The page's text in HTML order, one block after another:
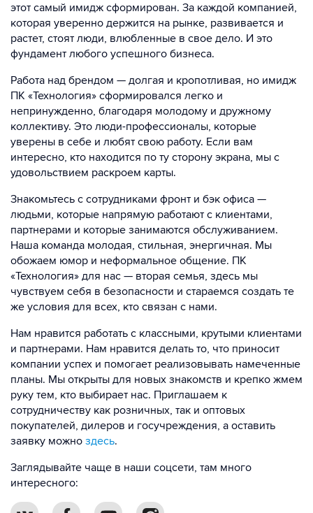
этот самый имидж сформирован. За каждой компанией,
которая уверенно держится на рынке, развивается и
растет, стоят люди, влюбленные в свое дело. И это
фундамент любого успешного бизнеса.
Работа над брендом — долгая и кропотливая, но имидж
ПК «Технология» сформировался легко и
непринужденно, благодаря молодому и дружному
коллективу. Это люди-профессионалы, которые
уверены в себе и любят свою работу. Если вам
интересно, кто находится по ту сторону экрана, мы с
удовольствием раскроем карты.
Знакомьтесь с сотрудниками фронт и бэк офиса —
людьми, которые напрямую работают с клиентами,
партнерами и которые занимаются обслуживанием.
Наша команда молодая, стильная, энергичная. Мы
обожаем юмор и неформальное общение. ПК
«Технология» для нас — вторая семья, здесь мы
чувствуем себя в безопасности и стараемся создать те
же условия для всех, кто связан с нами.
Нам нравится работать с классными, крутыми клиентами
и партнерами. Нам нравится делать то, что приносит
компании успех и помогает реализовывать намеченные
планы. Мы открыты для новых знакомств и крепко жмем
руку тем, кто выбирает нас. Приглашаем к
сотрудничеству как розничных, так и оптовых
покупателей, дилеров и госучреждения, а оставить
заявку можно здесь.
Заглядывайте чаще в наши соцсети, там много
интересного: